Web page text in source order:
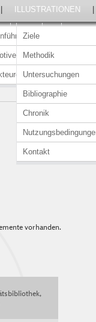
Ausgabe
ILLUSTRATIONEN
Ziele
Methodik
Untersuchungen
Bibliographie
Chronik
Kontakt
REICHTUM
vorhanden.